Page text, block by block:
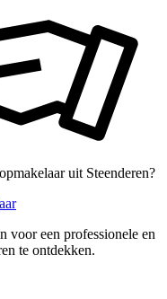
uit Steenderen?
voor een professionele en
te ontdekken.